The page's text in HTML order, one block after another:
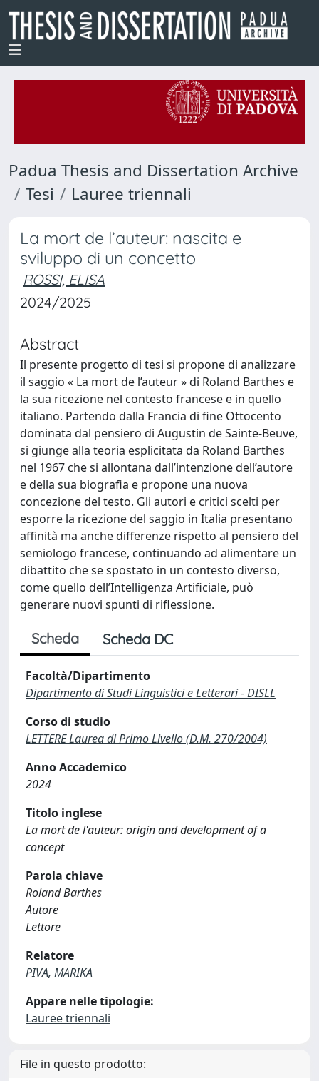
Padua Thesis and Dissertation Archive
Tesi
Lauree triennali
La mort de l’auteur: nascita e
sviluppo di un concetto
ROSSI, ELISA
2024/2025
Abstract
Il presente progetto di tesi si propone di analizzare
il saggio « La mort de l’auteur » di Roland Barthes e
la sua ricezione nel contesto francese e in quello
italiano. Partendo dalla Francia di fine Ottocento
dominata dal pensiero di Augustin de Sainte-Beuve,
si giunge alla teoria esplicitata da Roland Barthes
nel 1967 che si allontana dall’intenzione dell’autore
e della sua biografia e propone una nuova
concezione del testo. Gli autori e critici scelti per
esporre la ricezione del saggio in Italia presentano
affinità ma anche differenze rispetto al pensiero del
semiologo francese, continuando ad alimentare un
dibattito che se spostato in un contesto diverso,
come quello dell’Intelligenza Artificiale, può
generare nuovi spunti di riflessione.
Scheda Scheda DC
Facoltà/Dipartimento
Dipartimento di Studi Linguistici e Letterari - DISLL
Corso di studio
LETTERE Laurea di Primo Livello (D.M. 270/2004)
Anno Accademico
2024
Titolo inglese
La mort de l'auteur: origin and development of a
concept
Parola chiave
Roland Barthes
Autore
Lettore
Relatore
PIVA, MARIKA
Appare nelle tipologie:
Lauree triennali
File in questo prodotto: